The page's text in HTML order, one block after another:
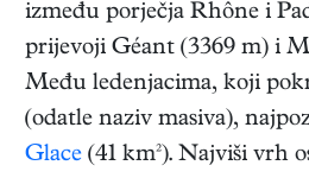
između porječja Rhône i
prijevoji Géant (3369 m) i
Među ledenjacima, koji
(odatle naziv masiva),
Glace (41 km²). Najviši vrh